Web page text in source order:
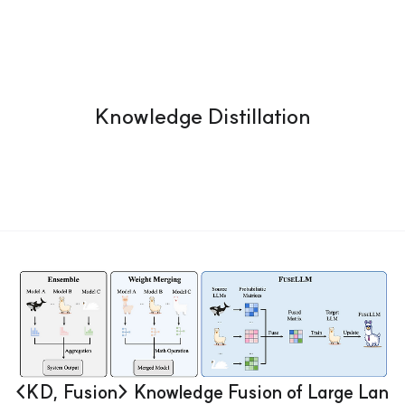
Knowledge Distillation
<KD, Fusion> Knowledge Fusion of Large Lan